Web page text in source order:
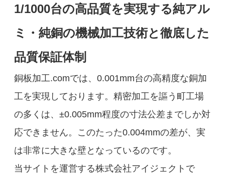
1/1000台の高品質を実現する純アル
ミ・純銅の機械加工技術と徹底した
品質保証体制
銅板加工.comでは、0.001mm台の高精度な銅加
工を実現しております。精密加工を謳う町工場
の多くは、±0.005mm程度の寸法公差までしか対
応できません。このたった0.004mmの差が、実
は非常に大きな壁となっているのです。
当サイトを運営する株式会社アイジェクトで